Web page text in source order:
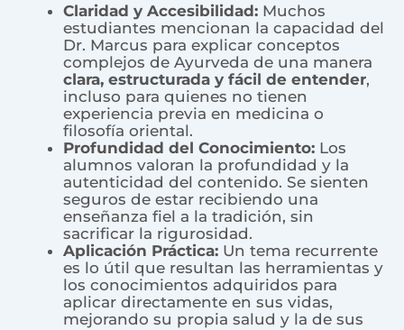
Claridad y Accesibilidad: Muchos
estudiantes mencionan la capacidad del
Dr. Marcus para explicar conceptos
complejos de Ayurveda de una manera
clara, estructurada y fácil de entender,
incluso para quienes no tienen
experiencia previa en medicina o
filosofía oriental.
Profundidad del Conocimiento: Los
alumnos valoran la profundidad y la
autenticidad del contenido. Se sienten
seguros de estar recibiendo una
enseñanza fiel a la tradición, sin
sacrificar la rigurosidad.
Aplicación Práctica: Un tema recurrente
es lo útil que resultan las herramientas y
los conocimientos adquiridos para
aplicar directamente en sus vidas,
mejorando su propia salud y la de sus